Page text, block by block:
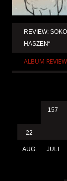
REVIEW:
HASZEN“
ALBUM REVIEW
22
AUG.
157
JULI